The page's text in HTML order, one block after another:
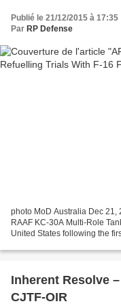
Publié le 21/12/2015 à 17:35
Par RP Defense
photo MoD Australia Dec 21,
RAAF KC-30A Multi-Role
United States following the
Inherent Resolve
CJTF-OIR